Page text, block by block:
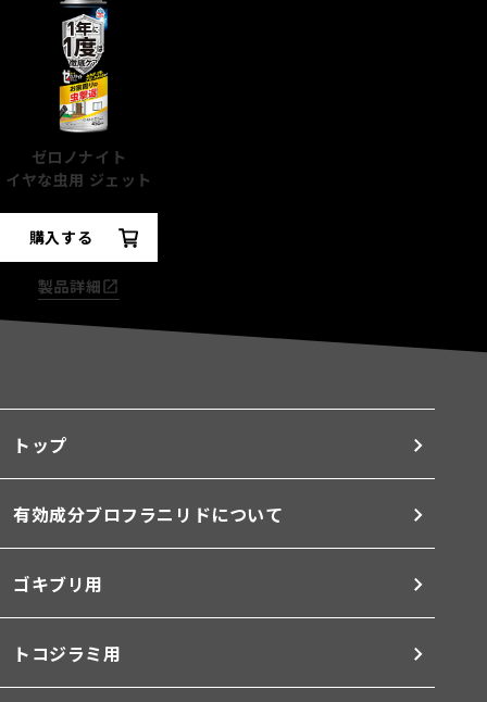
ゼロノナイト
イヤな虫用 ジェット
購入する
製品詳細
トップ
有効成分ブロフラニリドについて
ゴキブリ用
トコジラミ用